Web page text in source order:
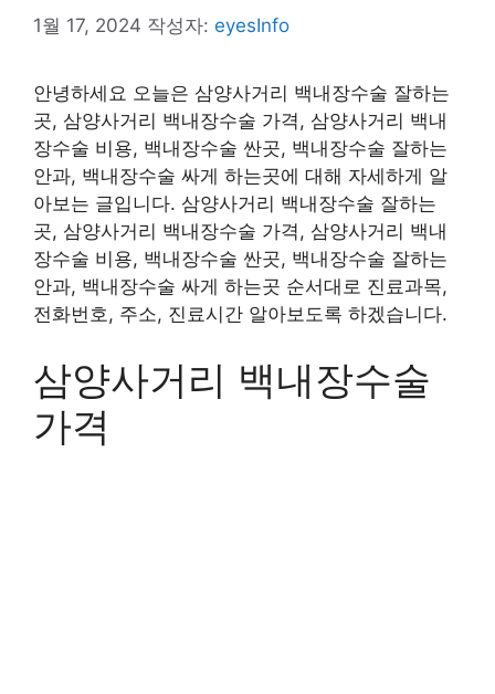
1월 17, 2024 작성자: eyesInfo
안녕하세요 오늘은 삼양사거리 백내장수술 잘하는
곳, 삼양사거리 백내장수술 가격, 삼양사거리 백내
장수술 비용, 백내장수술 싼곳, 백내장수술 잘하는
안과, 백내장수술 싸게 하는곳에 대해 자세하게 알
아보는 글입니다. 삼양사거리 백내장수술 잘하는
곳, 삼양사거리 백내장수술 가격, 삼양사거리 백내
장수술 비용, 백내장수술 싼곳, 백내장수술 잘하는
안과, 백내장수술 싸게 하는곳 순서대로 진료과목,
전화번호, 주소, 진료시간 알아보도록 하겠습니다.
삼양사거리 백내장수술
가격